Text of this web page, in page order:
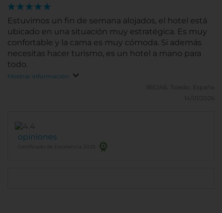
Estuvimos un fin de semana alojados, el hotel está
ubicado en una situación muy estratégica. Es muy
confortable y la cama es muy cómoda. Si además
necesitas hacer turismo, es un hotel a mano para
todo.
Mostrar información
1BEJA6.
Toledo, España
14/01/2026
opiniones
Certificado de Excelencia 2025